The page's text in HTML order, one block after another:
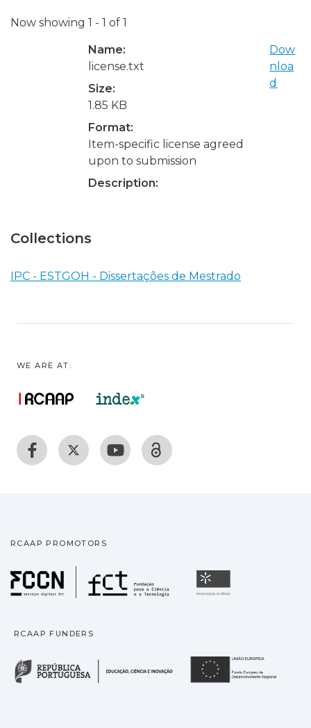
Now showing 1 - 1 of 1
Name:
license.txt
Size:
1.85 KB
Format:
Item-specific license agreed
upon to submission
Description:
Dow
nloa
d
Collections
IPC - ESTGOH - Dissertações de Mestrado
WE ARE AT:
RCAAP PROMOTORS
Fundação para a
RCAAP FUNDERS
República Portuguesa